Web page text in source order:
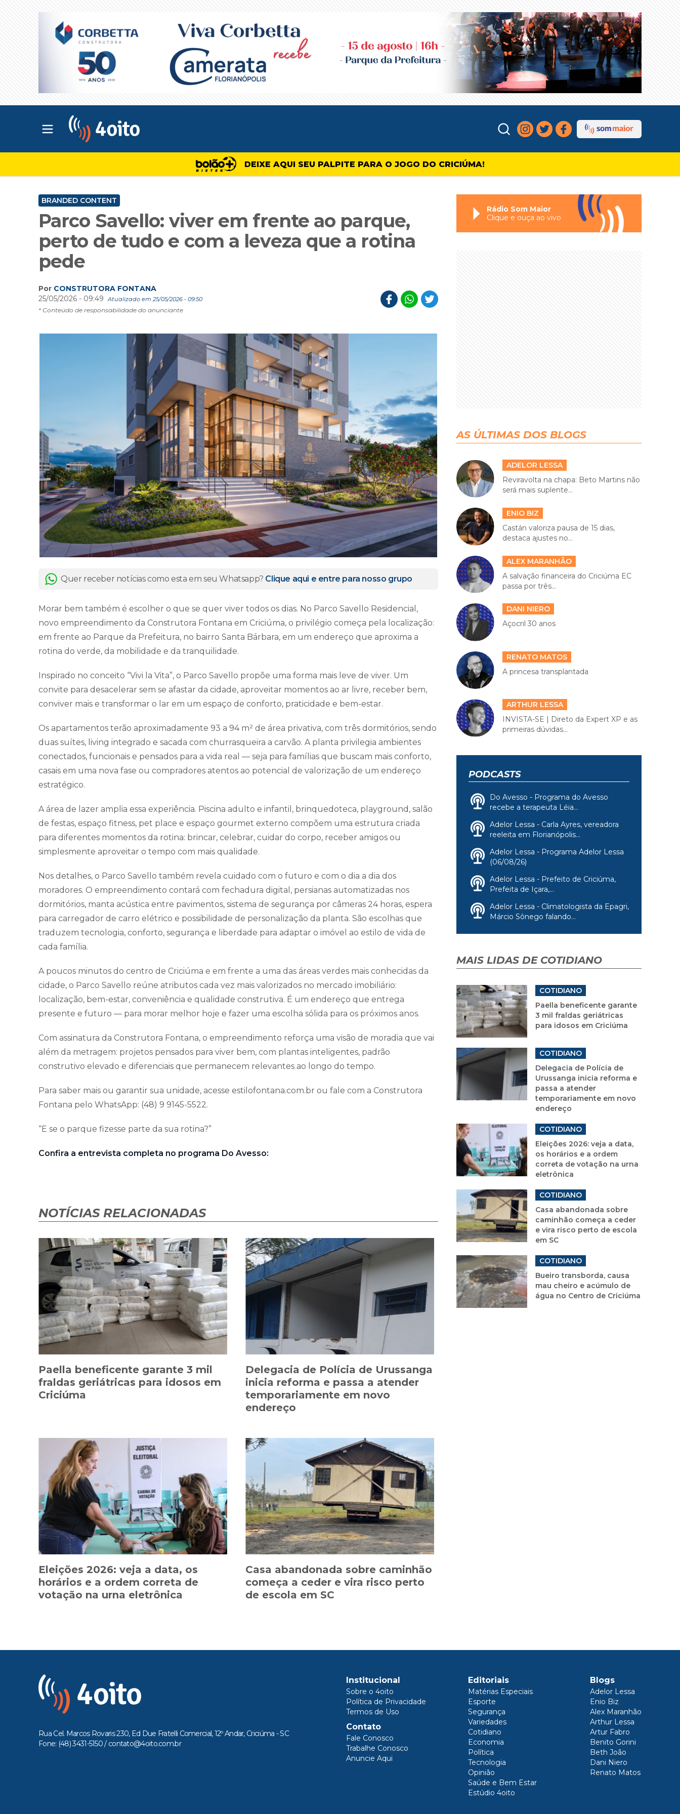
Abrir menu principal
DEIXE AQUI SEU PALPITE PARA O JOGO DO CRICIÚMA!
BRANDED CONTENT
Parco Savello: viver em frente ao parque,
perto de tudo e com a leveza que a rotina
pede
Por CONSTRUTORA FONTANA
25/05/2026 - 09:49
Atualizado em 25/05/2026 - 09:50
* Conteúdo de responsabilidade do anunciante
Quer receber notícias como esta em seu Whatsapp? Clique aqui e entre para nosso grupo
Morar bem também é escolher o que se quer viver todos os dias. No Parco Savello Residencial,
novo empreendimento da Construtora Fontana em Criciúma, o privilégio começa pela localização:
em frente ao Parque da Prefeitura, no bairro Santa Bárbara, em um endereço que aproxima a
rotina do verde, da mobilidade e da tranquilidade.
Inspirado no conceito “Vivi la Vita”, o Parco Savello propõe uma forma mais leve de viver. Um
convite para desacelerar sem se afastar da cidade, aproveitar momentos ao ar livre, receber bem,
conviver mais e transformar o lar em um espaço de conforto, praticidade e bem-estar.
Os apartamentos terão aproximadamente 93 a 94 m² de área privativa, com três dormitórios, sendo
duas suítes, living integrado e sacada com churrasqueira a carvão. A planta privilegia ambientes
conectados, funcionais e pensados para a vida real — seja para famílias que buscam mais conforto,
casais em uma nova fase ou compradores atentos ao potencial de valorização de um endereço
estratégico.
A área de lazer amplia essa experiência. Piscina adulto e infantil, brinquedoteca, playground, salão
de festas, espaço fitness, pet place e espaço gourmet externo compõem uma estrutura criada
para diferentes momentos da rotina: brincar, celebrar, cuidar do corpo, receber amigos ou
simplesmente aproveitar o tempo com mais qualidade.
Nos detalhes, o Parco Savello também revela cuidado com o futuro e com o dia a dia dos
moradores. O empreendimento contará com fechadura digital, persianas automatizadas nos
dormitórios, manta acústica entre pavimentos, sistema de segurança por câmeras 24 horas, espera
para carregador de carro elétrico e possibilidade de personalização da planta. São escolhas que
traduzem tecnologia, conforto, segurança e liberdade para adaptar o imóvel ao estilo de vida de
cada família.
A poucos minutos do centro de Criciúma e em frente a uma das áreas verdes mais conhecidas da
cidade, o Parco Savello reúne atributos cada vez mais valorizados no mercado imobiliário:
localização, bem-estar, conveniência e qualidade construtiva. É um endereço que entrega
presente e futuro — para morar melhor hoje e fazer uma escolha sólida para os próximos anos.
Com assinatura da Construtora Fontana, o empreendimento reforça uma visão de moradia que vai
além da metragem: projetos pensados para viver bem, com plantas inteligentes, padrão
construtivo elevado e diferenciais que permanecem relevantes ao longo do tempo.
Para saber mais ou garantir sua unidade, acesse estilofontana.com.br ou fale com a Construtora
Fontana pelo WhatsApp: (48) 9 9145-5522.
“E se o parque fizesse parte da sua rotina?”
Confira a entrevista completa no programa Do Avesso:
NOTÍCIAS RELACIONADAS
Paella beneficente garante 3 mil
fraldas geriátricas para idosos em
Criciúma
Delegacia de Polícia de Urussanga
inicia reforma e passa a atender
temporariamente em novo
endereço
Eleições 2026: veja a data, os
horários e a ordem correta de
votação na urna eletrônica
Casa abandonada sobre caminhão
começa a ceder e vira risco perto
de escola em SC
Rádio Som Maior
Clique e ouça ao vivo
AS ÚLTIMAS DOS BLOGS
ADELOR LESSA
Reviravolta na chapa: Beto Martins não
será mais suplente...
ENIO BIZ
Castán valoriza pausa de 15 dias,
destaca ajustes no...
ALEX MARANHÃO
A salvação financeira do Criciúma EC
passa por três...
DANI NIERO
Açocril 30 anos
RENATO MATOS
A princesa transplantada
ARTHUR LESSA
INVISTA-SE | Direto da Expert XP e as
primeiras dúvidas...
PODCASTS
Do Avesso - Programa do Avesso
recebe a terapeuta Léia...
Adelor Lessa - Carla Ayres, vereadora
reeleita em Florianópolis...
Adelor Lessa - Programa Adelor Lessa
(06/08/26)
Adelor Lessa - Prefeito de Criciúma,
Prefeita de Içara,...
Adelor Lessa - Climatologista da Epagri,
Márcio Sônego falando...
MAIS LIDAS DE COTIDIANO
COTIDIANO
Paella beneficente garante
3 mil fraldas geriátricas
para idosos em Criciúma
COTIDIANO
Delegacia de Polícia de
Urussanga inicia reforma e
passa a atender
temporariamente em novo
endereço
COTIDIANO
Eleições 2026: veja a data,
os horários e a ordem
correta de votação na urna
eletrônica
COTIDIANO
Casa abandonada sobre
caminhão começa a ceder
e vira risco perto de escola
em SC
COTIDIANO
Bueiro transborda, causa
mau cheiro e acúmulo de
água no Centro de Criciúma
Rua Cel. Marcos Rovaris 230, Ed Due Fratelli Comercial, 12º Andar, Criciúma - SC
Fone: (48) 3431-5150 / contato@4oito.com.br
Institucional
Sobre o 4oito
Política de Privacidade
Termos de Uso
Contato
Fale Conosco
Trabalhe Conosco
Anuncie Aqui
Editoriais
Matérias Especiais
Esporte
Segurança
Variedades
Cotidiano
Economia
Política
Tecnologia
Opinião
Saúde e Bem Estar
Estúdio 4oito
Blogs
Adelor Lessa
Enio Biz
Alex Maranhão
Arthur Lessa
Artur Fabro
Benito Gorini
Beth João
Dani Niero
Renato Matos